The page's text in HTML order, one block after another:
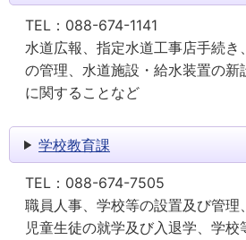
TEL： 088-674-1141
水道広報、指定水道工事店手続き
の管理、水道施設・給水装置の新
に関することなど
学校教育課
TEL： 088-674-7505
職員人事、学校等の設置及び管理
児童生徒の就学及び入退学、学